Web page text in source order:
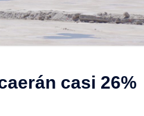
casi 26%